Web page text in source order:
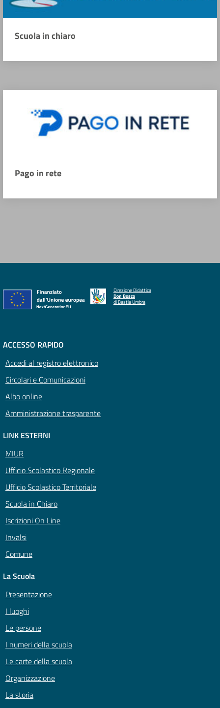
Scuola in chiaro
Pago in rete
Direzione Didattica
Don Bosco
di Bastia Umbra
ACCESSO RAPIDO
Accedi al registro elettronico
Circolari e Comunicazioni
Albo online
Amministrazione trasparente
LINK ESTERNI
MIUR
Ufficio Scolastico Regionale
Ufficio Scolastico Territoriale
Scuola in Chiaro
Iscrizioni On Line
Invalsi
Comune
La Scuola
Presentazione
I luoghi
Le persone
I numeri della scuola
Le carte della scuola
Organizzazione
La storia